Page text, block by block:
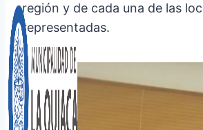
región y de cada una de las
representadas.